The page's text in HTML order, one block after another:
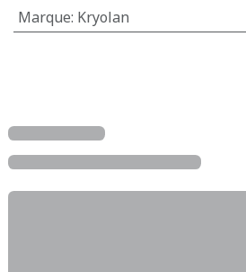
Marque: Kryolan